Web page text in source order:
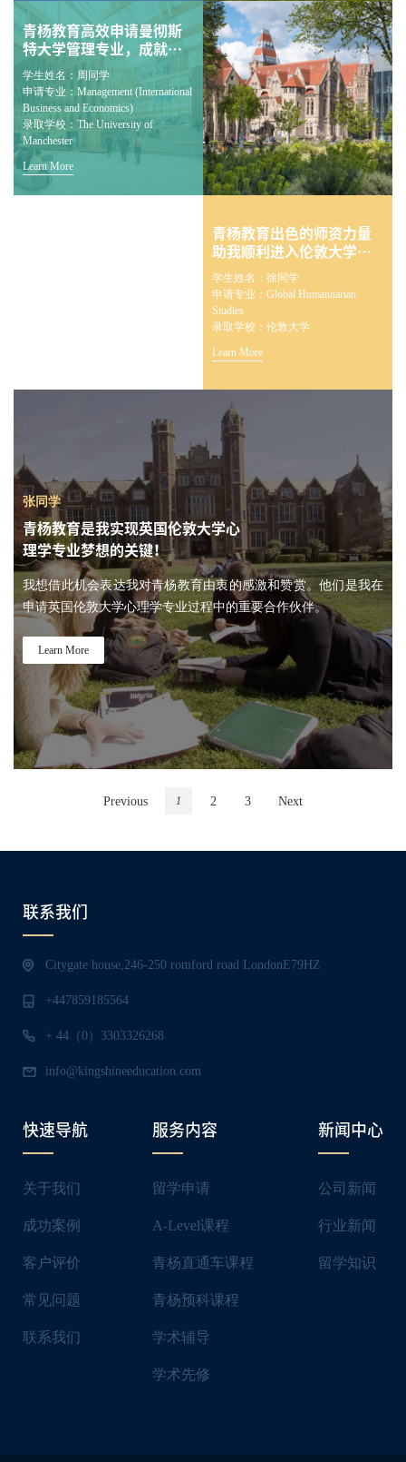
青杨教育高效申请曼彻斯
特大学管理专业，成就留
学梦想
学生姓名：周同学
申请专业：Management (International
Business and Economics)
录取学校：The University of
Manchester
Learn More
青杨教育出色的师资力量
助我顺利进入伦敦大学
Global Humanitarian
Studies专业
学生姓名：徐同学
申请专业：Global Humanitarian
Studies
录取学校：伦敦大学
Learn More
张同学
青杨教育是我实现英国伦敦大学心
理学专业梦想的关键！
我想借此机会表达我对青杨教育由衷的感激和赞赏。他们是我在
申请英国伦敦大学心理学专业过程中的重要合作伙伴。
Learn More
Previous 1 2 3 Next
联系我们
Citygate house,246-250 romford road LondonE79HZ
+447859185564
+ 44（0）3303326268
info@kingshineeducation.com
快速导航
关于我们
成功案例
客户评价
常⻅问题
联系我们
服务内容
留学申请
A-Level课程
青杨直通车课程
青杨预科课程
学术辅导
学术先修
新闻中心
公司新闻
⾏业新闻
留学知识